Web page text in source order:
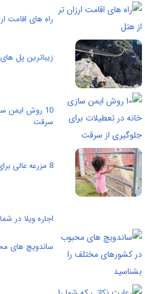
راه های اقامت
زیباترین پل
10 روش ایمن
سرقت
8 مزرعه عالی برای اقامت خانوادگی
اجاره ویلا در
ساندویچ های